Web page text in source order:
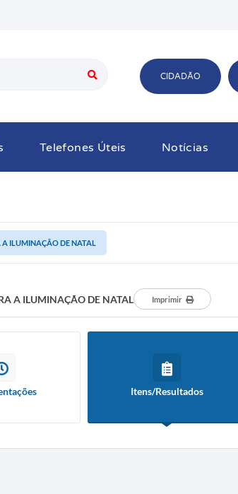
CIDADÃO
Telefones Úteis Notícias
A ILUMINAÇÃO DE NATAL
A ILUMINAÇÃO DE NATAL Imprimir
Itens/Resultados